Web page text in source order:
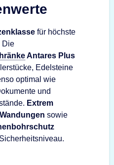
für höchste
Die
Antares Plus
Edelsteine
optimal wie
und
Extrem
sowie